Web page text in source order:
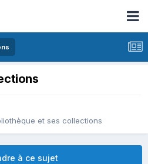
et ses collections
à ce sujet